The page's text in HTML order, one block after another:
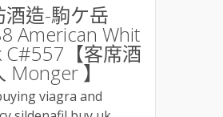
酒造-駒ケ岳
American Whit
C#557【客席酒
Monger 】
viagra and